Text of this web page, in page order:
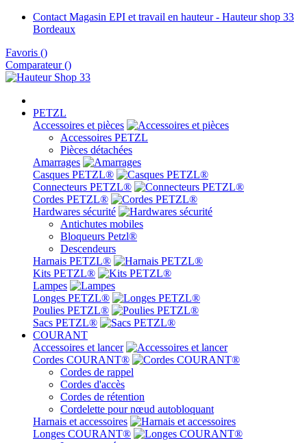
Contact Magasin EPI et travail en hauteur - Hauteur shop 33
Bordeaux
Favoris ()
Comparateur ()
PETZL
Accessoires et pièces
Accessoires PETZL
Pièces détachées
Amarrages
Casques PETZL®
Connecteurs PETZL®
Cordes PETZL®
Hardwares sécurité
Antichutes mobiles
Bloqueurs Petzl®
Descendeurs
Harnais PETZL®
Kits PETZL®
Lampes
Longes PETZL®
Poulies PETZL®
Sacs PETZL®
COURANT
Accessoires et lancer
Cordes COURANT®
Cordes de rappel
Cordes d'accès
Cordes de rétention
Cordelette pour nœud autobloquant
Harnais et accessoires
Longes COURANT®